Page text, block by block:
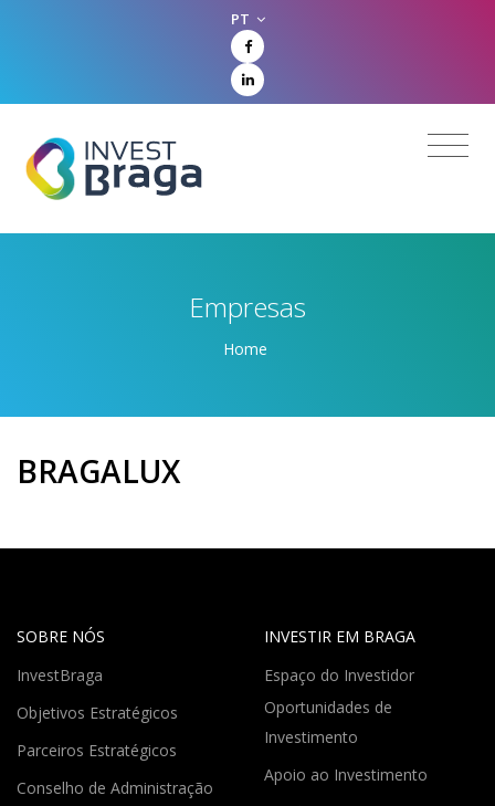
PT
Empresas
Home
BRAGALUX
SOBRE NÓS
InvestBraga
Objetivos Estratégicos
Parceiros Estratégicos
Conselho de Administração
INVESTIR EM BRAGA
Espaço do Investidor
Oportunidades de
Investimento
Apoio ao Investimento